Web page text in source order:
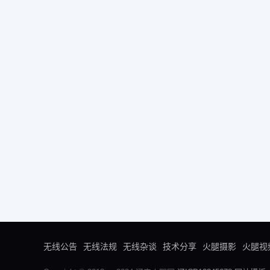
无线公告 无线法规 无线杂谈 技术分享 火腿摄影 火腿视